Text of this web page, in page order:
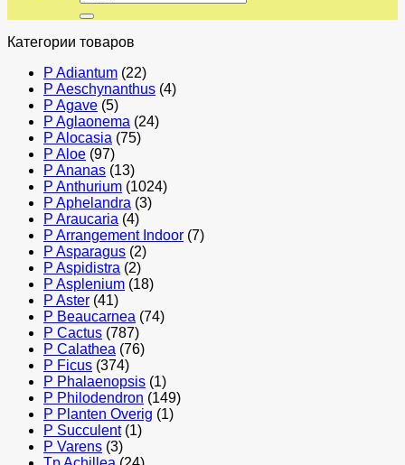
Категории товаров
P Adiantum (22)
P Aeschynanthus (4)
P Agave (5)
P Aglaonema (24)
P Alocasia (75)
P Aloe (97)
P Ananas (13)
P Anthurium (1024)
P Aphelandra (3)
P Araucaria (4)
P Arrangement Indoor (7)
P Asparagus (2)
P Aspidistra (2)
P Asplenium (18)
P Aster (41)
P Beaucarnea (74)
P Cactus (787)
P Calathea (76)
P Ficus (374)
P Phalaenopsis (1)
P Philodendron (149)
P Planten Overig (1)
P Succulent (1)
P Varens (3)